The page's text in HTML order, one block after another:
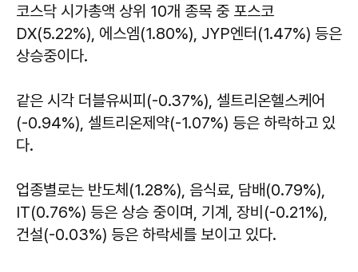
코스닥 시가총액 상위 10개 종목 중 포스코
DX(5.22%), 에스엠(1.80%), JYP엔터(1.47%) 등은
상승중이다.
같은 시각 더블유씨피(-0.37%), 셀트리온헬스케어
(-0.94%), 셀트리온제약(-1.07%) 등은 하락하고 있
다.
업종별로는 반도체(1.28%), 음식료, 담배(0.79%),
IT(0.76%) 등은 상승 중이며, 기계, 장비(-0.21%),
건설(-0.03%) 등은 하락세를 보이고 있다.